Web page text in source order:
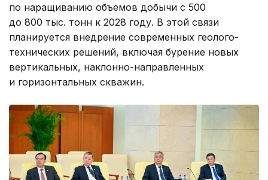
по наращиванию объемов добычи с 500
до 800 тыс. тонн к 2028 году. В этой связи
планируется внедрение современных геолого-
технических решений, включая бурение новых
вертикальных, наклонно-направленных
и горизонтальных скважин.